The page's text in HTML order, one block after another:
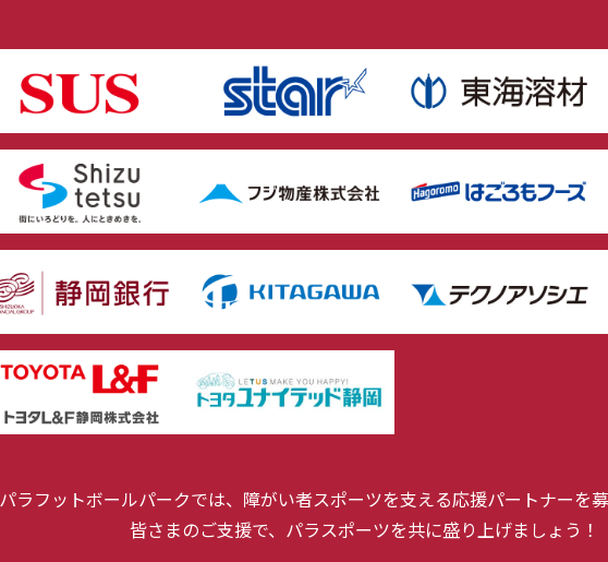
パラフットボールパークでは、障がい者スポーツを支える応援パートナーを
皆さまのご支援で、パラスポーツを共に盛り上げましょう！